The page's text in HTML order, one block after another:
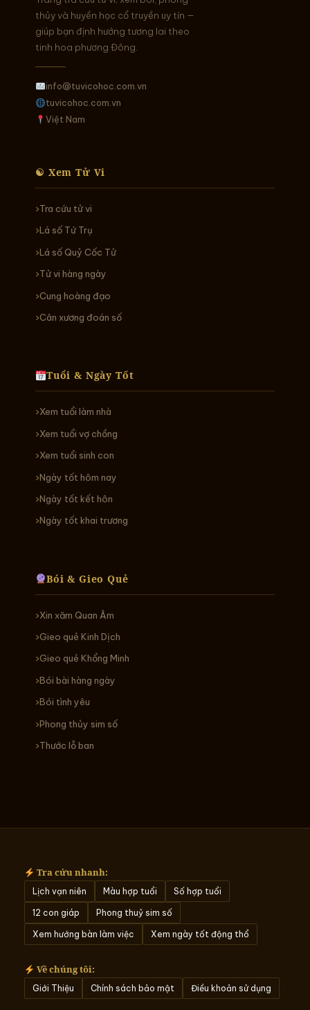
thủy và huyền học cổ truyền uy tín —
giúp bạn định hướng tương lai theo
tinh hoa phương Đông.
info@tuvicohoc.com.vn
tuvicohoc.com.vn
Việt Nam
☯ Xem Tử Vi
Tra cứu tử vi
Lá số Tứ Trụ
Lá số Quỷ Cốc Tử
Tử vi hàng ngày
Cung hoàng đạo
Cân xương đoán số
Tuổi & Ngày Tốt
Xem tuổi làm nhà
Xem tuổi vợ chồng
Xem tuổi sinh con
Ngày tốt hôm nay
Ngày tốt kết hôn
Ngày tốt khai trương
Bói & Gieo Quẻ
Xin xăm Quan Âm
Gieo quẻ Kinh Dịch
Gieo quẻ Khổng Minh
Bói bài hàng ngày
Bói tình yêu
Phong thủy sim số
Thước lỗ ban
Tra cứu nhanh:
Lịch vạn niên Màu hợp tuổi Số hợp tuổi
12 con giáp Phong thuỷ sim số
Xem hướng bàn làm việc Xem ngày tốt động thổ
Về chúng tôi:
Giới Thiệu Chính sách bảo mật Điều khoản sử dụng